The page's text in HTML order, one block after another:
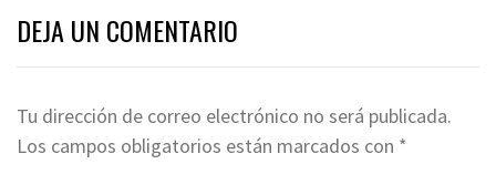
DEJA UN COMENTARIO
Tu dirección de correo electrónico no será publicada.
Los campos obligatorios están marcados con *